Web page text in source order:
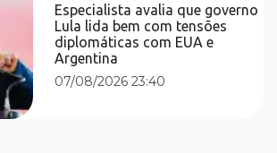
Especialista avalia que governo
Lula lida bem com tensões
diplomáticas com EUA e
Argentina
07/08/2026 23:40